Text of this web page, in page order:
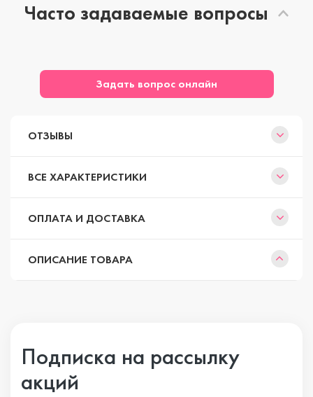
Часто задаваемые вопросы
Задать вопрос онлайн
ОТЗЫВЫ
ВСЕ ХАРАКТЕРИСТИКИ
ОПЛАТА И ДОСТАВКА
ОПИСАНИЕ ТОВАРА
Подписка на рассылку
акций